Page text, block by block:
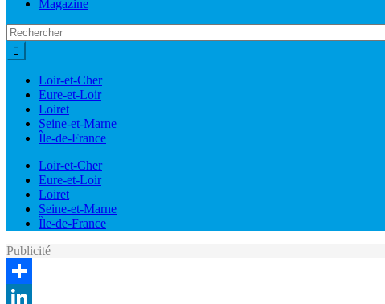
Magazine
Loir-et-Cher
Eure-et-Loir
Loiret
Seine-et-Marne
Île-de-France
Loir-et-Cher
Eure-et-Loir
Loiret
Seine-et-Marne
Île-de-France
Publicité
Share